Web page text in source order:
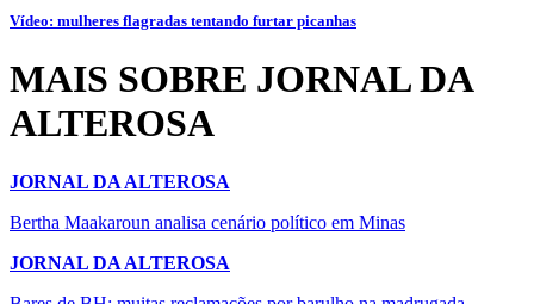
Vídeo: mulheres flagradas tentando furtar picanhas
MAIS SOBRE JORNAL DA
ALTEROSA
JORNAL DA ALTEROSA
Bertha Maakaroun analisa cenário político em Minas
JORNAL DA ALTEROSA